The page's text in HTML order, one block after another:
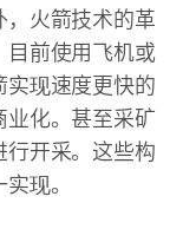
火箭技术的革
前使用飞机或
现速度更快的
化。甚至采矿
开采。这些构
现。